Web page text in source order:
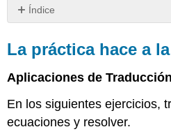
Índice
práctica
hace
a
la
perfección
Ejercicios
de
La práctica hace a
Aplicaciones de
En los siguientes ejercicios,
ecuaciones y resolver.